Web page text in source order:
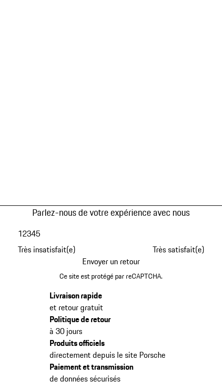
Parlez-nous de votre expérience avec nous
Très insatisfait(e)
12345
Très satisfait(e)
Envoyer un retour
Ce site est protégé par reCAPTCHA.
Livraison rapide
et retour gratuit
Politique de retour
à 30 jours
Produits officiels
directement depuis le site Porsche
Paiement et transmission
de données sécurisés